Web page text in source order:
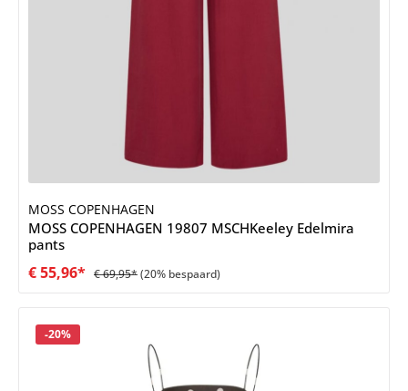
MOSS COPENHAGEN
MOSS COPENHAGEN 19807 MSCHKeeley Edelmira
pants
€ 55,96* € 69,95*(20% bespaard)
Korting
-20%